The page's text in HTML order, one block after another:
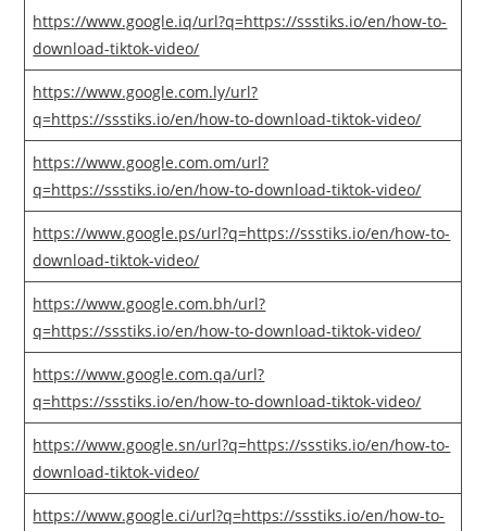
https://www.google.iq/url?q=https://ssstiks.io/en/how-to-
download-tiktok-video/
https://www.google.com.ly/url?
q=https://ssstiks.io/en/how-to-download-tiktok-video/
https://www.google.com.om/url?
q=https://ssstiks.io/en/how-to-download-tiktok-video/
https://www.google.ps/url?q=https://ssstiks.io/en/how-to-
download-tiktok-video/
https://www.google.com.bh/url?
q=https://ssstiks.io/en/how-to-download-tiktok-video/
https://www.google.com.qa/url?
q=https://ssstiks.io/en/how-to-download-tiktok-video/
https://www.google.sn/url?q=https://ssstiks.io/en/how-to-
download-tiktok-video/
https://www.google.ci/url?q=https://ssstiks.io/en/how-to-